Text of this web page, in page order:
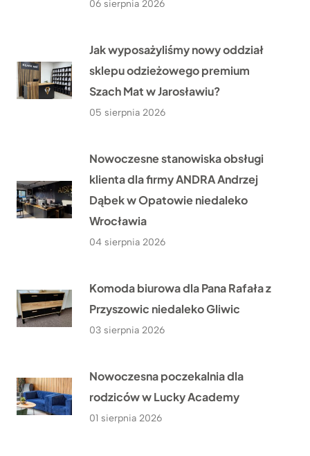
06 sierpnia 2026
Jak wyposażyliśmy nowy oddział
sklepu odzieżowego premium
Szach Mat w Jarosławiu?
05 sierpnia 2026
Nowoczesne stanowiska obsługi
klienta dla firmy ANDRA Andrzej
Dąbek w Opatowie niedaleko
Wrocławia
04 sierpnia 2026
Komoda biurowa dla Pana Rafała z
Przyszowic niedaleko Gliwic
03 sierpnia 2026
Nowoczesna poczekalnia dla
rodziców w Lucky Academy
01 sierpnia 2026